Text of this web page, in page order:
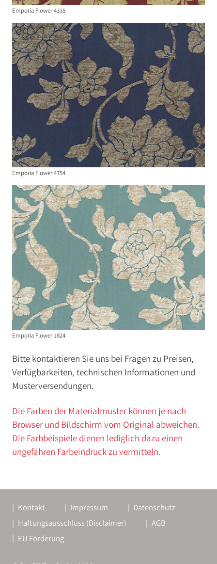
Emporia Flower 4335
Emporia Flower 4754
Emporia Flower 1824
Bitte kontaktieren Sie uns bei Fragen zu Preisen,
Verfügbarkeiten, technischen Informationen und
Musterversendungen.
Die Farben der Materialmuster können je nach
Browser und Bildschirm vom Original abweichen.
Die Farbbeispiele dienen lediglich dazu einen
ungefähren Farbeindruck zu vermitteln.
Kontakt Impressum
Datenschutz
Haftungsausschluss (Disclaimer)
AGB
EU Förderung